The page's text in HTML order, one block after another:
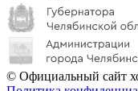
© Официальный сайт